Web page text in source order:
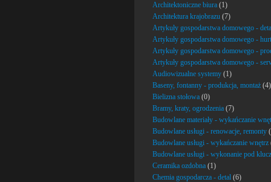
Architektoniczne biura (1)
Architektura krajobrazu (7)
Artykuły gospodarstwa domowego -
Artykuły gospodarstwa domowego - hurt
Artykuły gospodarstwa domowego -
Artykuły gospodarstwa domowego -
Audiowizualne systemy (1)
Baseny, fontanny - produkcja, montaż (4)
Bielizna stołowa (0)
Bramy, kraty, ogrodzenia (7)
Budowlane materiały - wykańczanie
Budowlane usługi - renowacje, remonty
Budowlane usługi - wykańczanie wnętrz
Budowlane usługi - wykonanie pod klucz
Ceramika ozdobna (1)
Chemia gospodarcza - detal (6)